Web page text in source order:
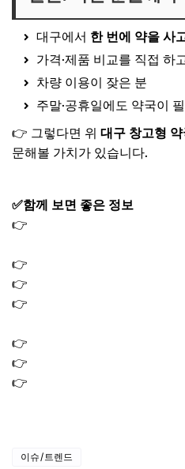
대구에서 한 번에 약을 사
가격·제품 비교를 직접 하
차량 이용이 잦은 분
주말·공휴일에도 약국이
👉 그렇다면 위 대구 창고형
문해볼 가치가 있습니다.
✅함께 보면 좋은 정보
👉
👉
👉
👉
👉
👉
👉
이슈/트렌드